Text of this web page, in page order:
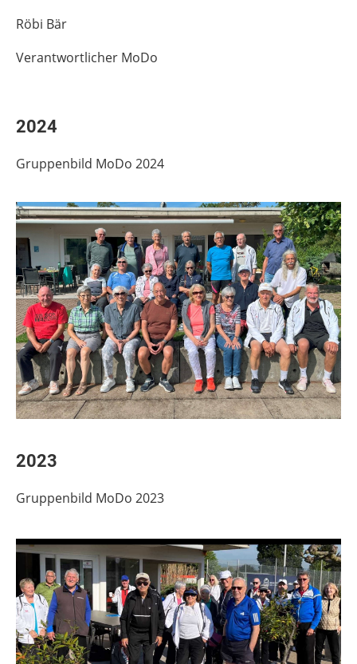
Röbi Bär
Verantwortlicher MoDo
2024
Gruppenbild MoDo 2024
2023
Gruppenbild MoDo 2023